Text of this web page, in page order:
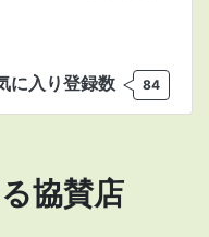
に入り登録数 84
協賛店